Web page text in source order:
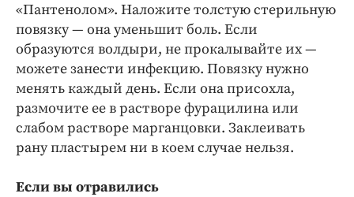
Блоги
Издания
Медиаперсона
Интересное чтиво
Клиника года
Бренд года
Работодатель года
«Пантенолом». Наложите толстую стерильную
повязку — она уменьшит боль. Если
образуются волдыри, не прокалывайте их —
можете занести инфекцию. Повязку нужно
менять каждый день. Если она присохла,
размочите ее в растворе фурацилина или
слабом растворе марганцовки. Заклеивать
рану пластырем ни в коем случае нельзя.
Если вы отравились